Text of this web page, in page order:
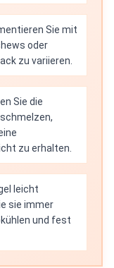
Sie mit
oder
zu variieren.
Sie die
zu erhalten.
leicht
sie immer
und fest